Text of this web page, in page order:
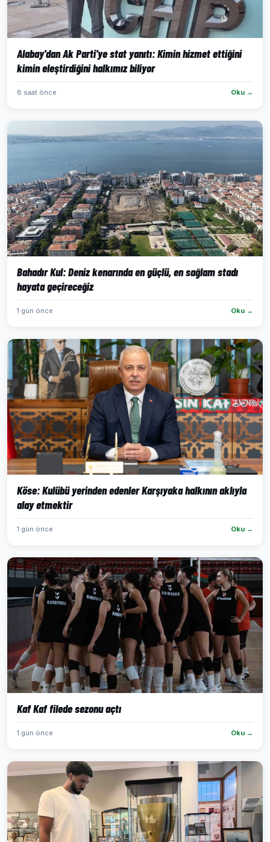
Alabay'dan Ak Parti'ye stat yanıtı: Kimin hizmet ettiğini
kimin eleştirdiğini halkımız biliyor
8 saat önce Oku →
Bahadır Kul: Deniz kenarında en güçlü, en sağlam stadı
hayata geçireceğiz
1 gün önce Oku →
Köse: Kulübü yerinden edenler Karşıyaka halkının aklıyla
alay etmektir
1 gün önce Oku →
Kaf Kaf filede sezonu açtı
1 gün önce Oku →